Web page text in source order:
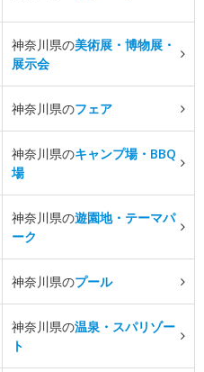
神奈川県の美術展・博物展・
展示会
神奈川県のフェア
神奈川県のキャンプ場・BBQ
場
神奈川県の遊園地・テーマパ
ーク
神奈川県のプール
神奈川県の温泉・スパリゾー
ト